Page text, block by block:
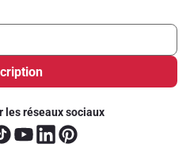
les réseaux sociaux